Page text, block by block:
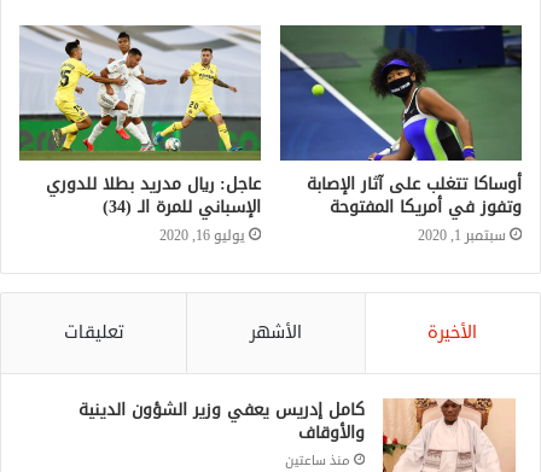
أوساكا تتغلب على آثار الإصابة
وتفوز في أمريكا المفتوحة
سبتمبر 1, 2020
عاجل: ريال مدريد بطلا للدوري
الإسباني للمرة الـ (34)
يوليو 16, 2020
الأخيرة الأشهر تعليقات
كامل إدريس يعفي وزير الشؤون الدينية
والأوقاف
منذ ساعتين